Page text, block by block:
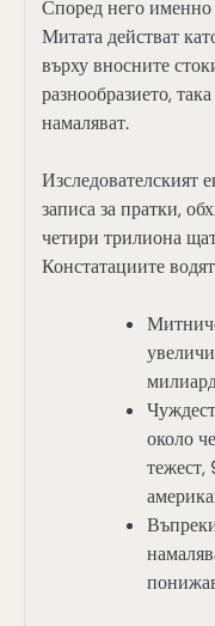
Според него именно
Митата действат
върху вносните
разнообразието,
намаляват.
Изследователският
записа за пратки,
четири трилиона
Констатациите
около